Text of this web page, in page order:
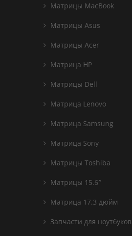
Матрицы MacBook
Матрицы Asus
Матрицы Acer
Матрица HP
Матрицы Dell
Матрица Lenovo
Матрица Samsung
Матрица Sony
Матрицы Toshiba
Матрицы 15.6″
Матрица 17.3 дюйм
Запчасти для ноутбуков